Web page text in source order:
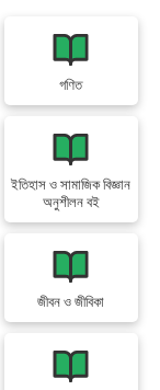
গণিত
ইতিহাস ও সামাজিক বিজ্ঞান
অনুশীলন বই
জীবন ও জীবিকা